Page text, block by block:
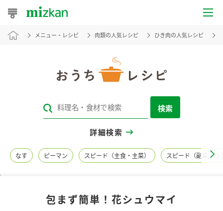
おうちレシピ
レシピカテゴリ一覧
レシピ名特集
商品情報
メニュー・レシピ 肉類の人気レシピ ひき肉の人気レシピ
検索
詳細検索
なす ピーマン スピード（主食・主菜） スピード（副菜・つ
包まず簡単！花シュウマイ